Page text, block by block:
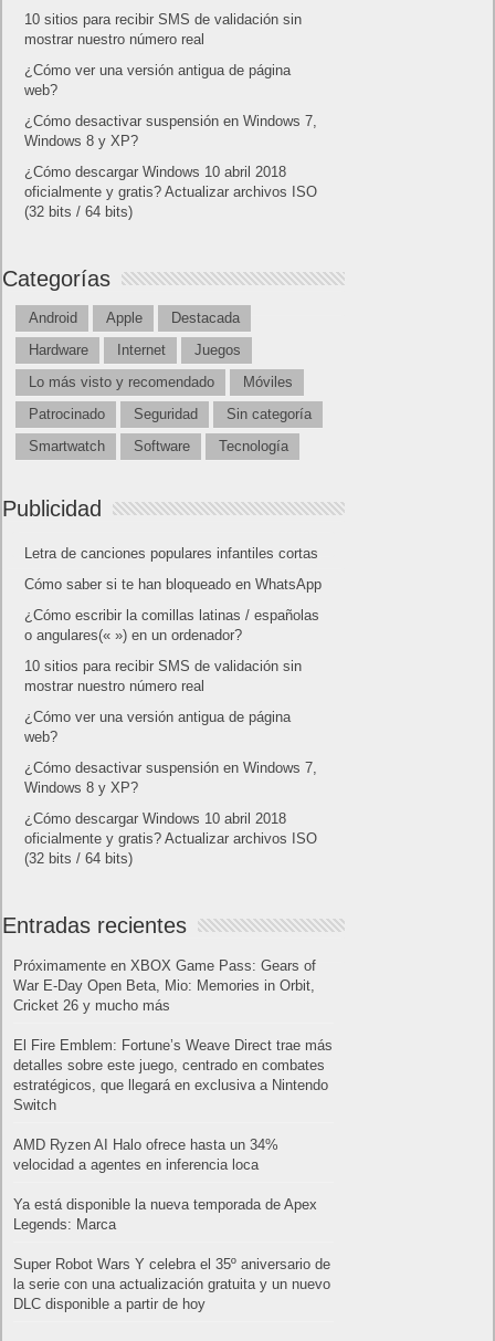
10 sitios para recibir SMS de validación sin
mostrar nuestro número real
¿Cómo ver una versión antigua de página
web?
¿Cómo desactivar suspensión en Windows 7,
Windows 8 y XP?
¿Cómo descargar Windows 10 abril 2018
oficialmente y gratis? Actualizar archivos ISO
(32 bits / 64 bits)
Categorías
Android Apple
Destacada
Hardware
Internet
Juegos
Lo más visto y recomendado
Móviles
Patrocinado
Seguridad
Sin categoría
Smartwatch
Software Tecnología
Publicidad
Letra de canciones populares infantiles cortas
Cómo saber si te han bloqueado en WhatsApp
¿Cómo escribir la comillas latinas / españolas
o angulares(« ») en un ordenador?
10 sitios para recibir SMS de validación sin
mostrar nuestro número real
¿Cómo ver una versión antigua de página
web?
¿Cómo desactivar suspensión en Windows 7,
Windows 8 y XP?
¿Cómo descargar Windows 10 abril 2018
oficialmente y gratis? Actualizar archivos ISO
(32 bits / 64 bits)
Entradas recientes
Próximamente en XBOX Game Pass: Gears of
War E-Day Open Beta, Mio: Memories in Orbit,
Cricket 26 y mucho más
El Fire Emblem: Fortune’s Weave Direct trae más
detalles sobre este juego, centrado en combates
estratégicos, que llegará en exclusiva a Nintendo
Switch
AMD Ryzen AI Halo ofrece hasta un 34%
velocidad a agentes en inferencia loca
Ya está disponible la nueva temporada de Apex
Legends: Marca
Super Robot Wars Y celebra el 35º aniversario de
la serie con una actualización gratuita y un nuevo
DLC disponible a partir de hoy